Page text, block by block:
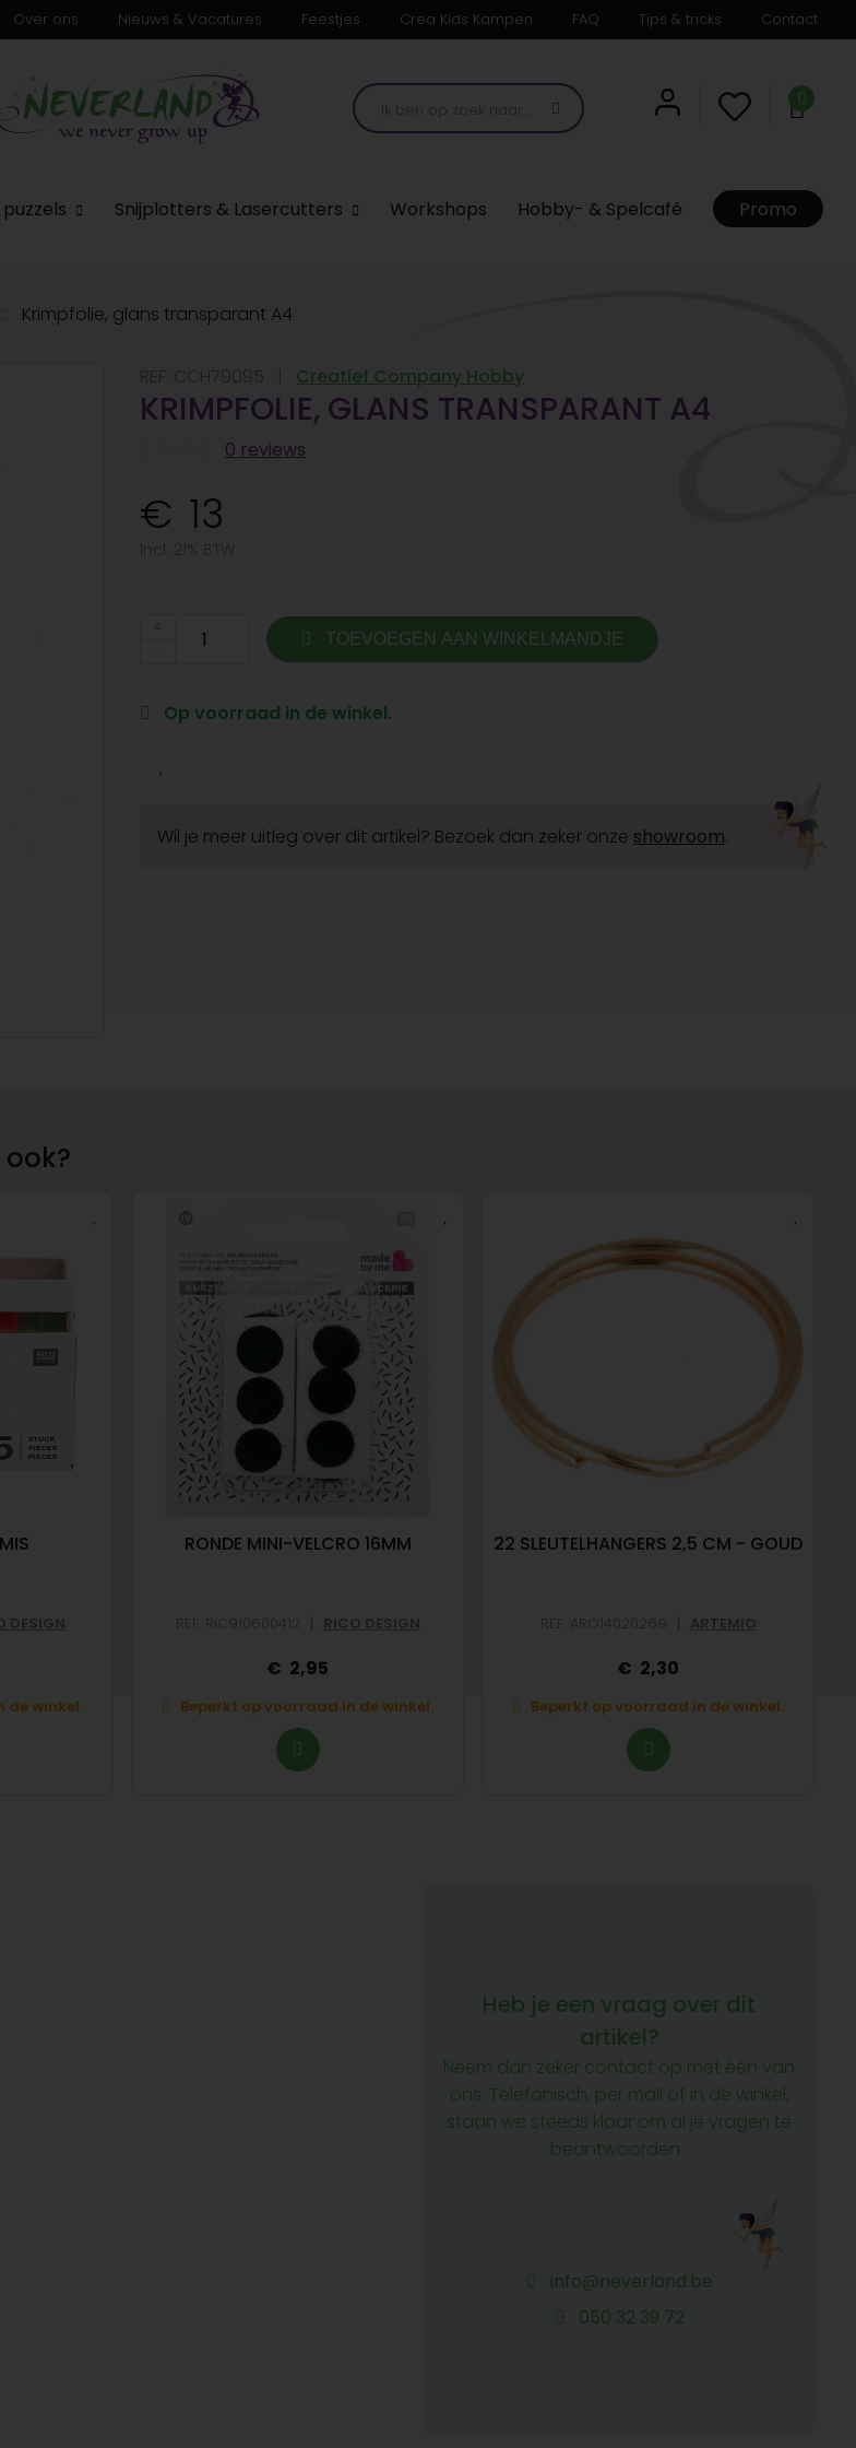
Over ons Nieuws & Vacatures Feestjes Crea Kids Kampen FAQ Tips & tricks Contact
0
Snijplotters & Lasercutters Workshops Hobby- & Spelcafé Promo
Krimpfolie, glans transparant A4
Creatief Company Hobby
KRIMPFOLIE, GLANS TRANSPARANT A4
0 reviews
13
TOEVOEGEN AAN WINKELMANDJE
Op voorraad in de winkel.
Wil je meer uitleg over dit artikel? Bezoek dan zeker onze showroom.
DESIGN
de winkel.
RONDE MINI-VELCRO 16MM
REF: RIC910600412 | RICO DESIGN
2,95
Beperkt op voorraad in de winkel.
22 SLEUTELHANGERS 2,5 CM - GOUD
REF: ARO14020269 | ARTEMIO
2,30
Beperkt op voorraad in de winkel.
Heb je een vraag over dit
artikel?
Neem dan zeker contact op met één van
ons. Telefonisch, per mail of in de winkel,
staan we steeds klaar om al je vragen te
beantwoorden.
info@neverland.be
050 32 39 72